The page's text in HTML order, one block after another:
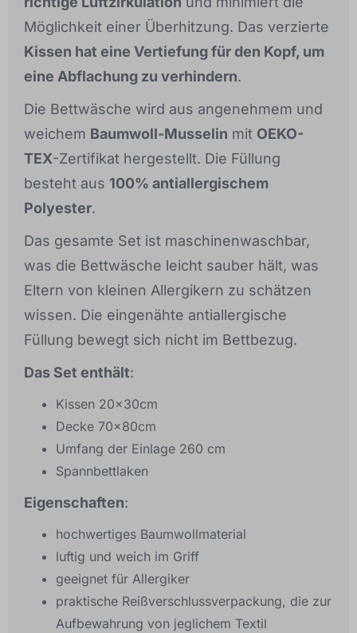
Möglichkeit einer Überhitzung. Das verzierte
Kissen hat eine Vertiefung für den Kopf, um
eine Abflachung zu verhindern.
Die Bettwäsche wird aus angenehmem und
weichem Baumwoll-Musselin mit OEKO-
TEX-Zertifikat hergestellt. Die Füllung
besteht aus 100% antiallergischem
Polyester.
Das gesamte Set ist maschinenwaschbar,
was die Bettwäsche leicht sauber hält, was
Eltern von kleinen Allergikern zu schätzen
wissen. Die eingenähte antiallergische
Füllung bewegt sich nicht im Bettbezug.
Das Set enthält:
Kissen 20x30cm
Decke 70x80cm
Umfang der Einlage 260 cm
Spannbettlaken
Eigenschaften:
hochwertiges Baumwollmaterial
luftig und weich im Griff
geeignet für Allergiker
praktische Reißverschlussverpackung, die zur
Aufbewahrung von jeglichem Textil